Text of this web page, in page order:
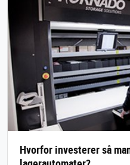
Hvorfor investerer så